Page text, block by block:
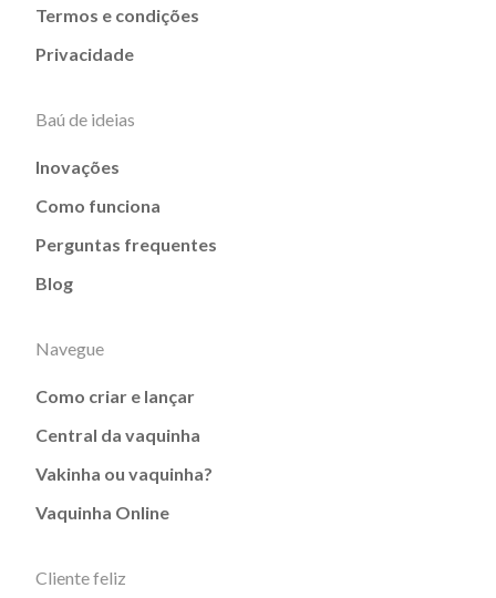
Termos e condições
Privacidade
Baú de ideias
Inovações
Como funciona
Perguntas frequentes
Blog
Navegue
Como criar e lançar
Central da vaquinha
Vakinha ou vaquinha?
Vaquinha Online
Cliente feliz